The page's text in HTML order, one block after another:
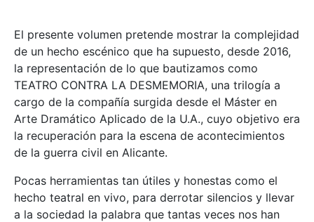
El presente volumen pretende mostrar la complejidad
de un hecho escénico que ha supuesto, desde 2016,
la representación de lo que bautizamos como
TEATRO CONTRA LA DESMEMORIA, una trilogía a
cargo de la compañía surgida desde el Máster en
Arte Dramático Aplicado de la U.A., cuyo objetivo era
la recuperación para la escena de acontecimientos
de la guerra civil en Alicante.
Pocas herramientas tan útiles y honestas como el
hecho teatral en vivo, para derrotar silencios y llevar
a la sociedad la palabra que tantas veces nos han